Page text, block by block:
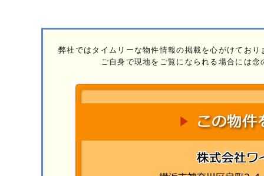
弊社ではタイムリーな物件情報の掲載を心がけてお
ご自身で現地をご覧になられる場合には